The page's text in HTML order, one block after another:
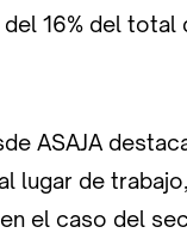
16% del
ASAJA
lugar de
el caso del